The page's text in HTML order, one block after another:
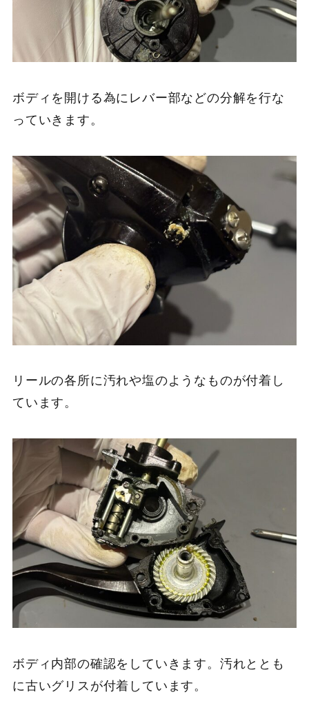
ボディを開ける為にレバー部などの分解を行な
っていきます。
リールの各所に汚れや塩のようなものが付着し
ています。
ボディ内部の確認をしていきます。汚れととも
に古いグリスが付着しています。